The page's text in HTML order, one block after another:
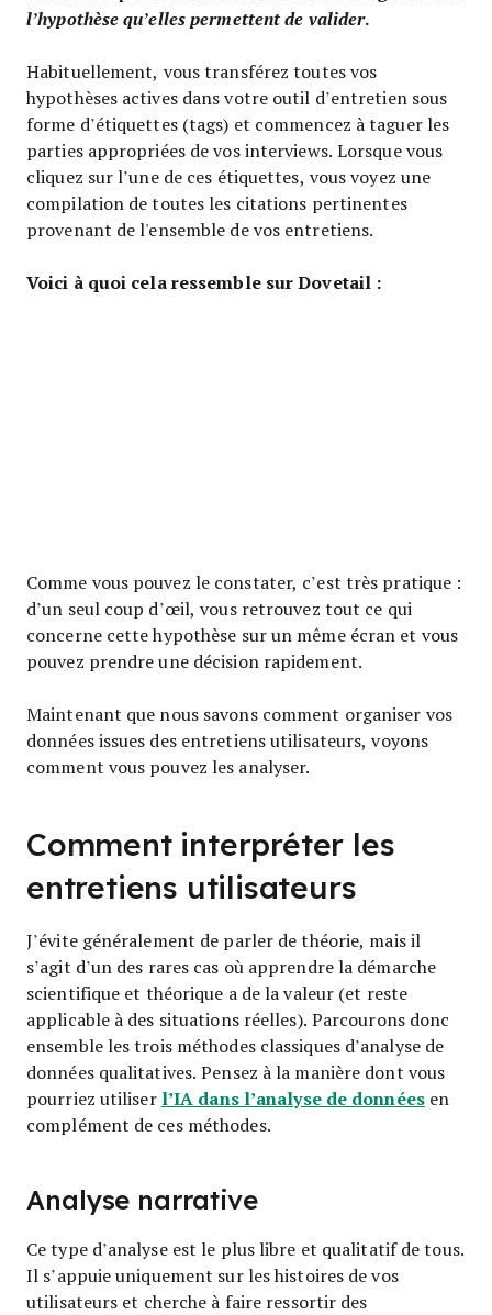
l’hypothèse qu’elles permettent de valider.
Habituellement, vous transférez toutes vos
hypothèses actives dans votre outil d’entretien sous
forme d’étiquettes (tags) et commencez à taguer les
parties appropriées de vos interviews. Lorsque vous
cliquez sur l’une de ces étiquettes, vous voyez une
compilation de toutes les citations pertinentes
provenant de l'ensemble de vos entretiens.
Voici à quoi cela ressemble sur Dovetail :
Comme vous pouvez le constater, c’est très pratique :
d’un seul coup d’œil, vous retrouvez tout ce qui
concerne cette hypothèse sur un même écran et vous
pouvez prendre une décision rapidement.
Maintenant que nous savons comment organiser vos
données issues des entretiens utilisateurs, voyons
comment vous pouvez les analyser.
Comment interpréter les
entretiens utilisateurs
J’évite généralement de parler de théorie, mais il
s’agit d’un des rares cas où apprendre la démarche
scientifique et théorique a de la valeur (et reste
applicable à des situations réelles). Parcourons donc
ensemble les trois méthodes classiques d’analyse de
données qualitatives. Pensez à la manière dont vous
pourriez utiliser l’IA dans l’analyse de donnéesen
complément de ces méthodes.
Analyse narrative
Ce type d’analyse est le plus libre et qualitatif de tous.
Il s’appuie uniquement sur les histoires de vos
utilisateurs et cherche à faire ressortir des